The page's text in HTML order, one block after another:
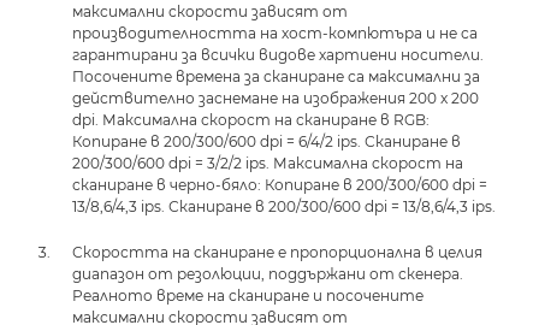
максимални скорости зависят от
производителността на хост-компютъра и не са
гарантирани за всички видове хартиени носители.
Посочените времена за сканиране са максимални за
действително заснемане на изображения 200 x 200
dpi. Максимална скорост на сканиране в RGB:
Копиране в 200/300/600 dpi = 6/4/2 ips. Сканиране в
200/300/600 dpi = 3/2/2 ips. Максимална скорост на
сканиране в черно-бяло: Копиране в 200/300/600 dpi =
13/8,6/4,3 ips. Сканиране в 200/300/600 dpi = 13/8,6/4,3 ips.
Скоростта на сканиране е пропорционална в целия
диапазон от резолюции, поддържани от скенера.
Реалното време на сканиране и посочените
максимални скорости зависят от